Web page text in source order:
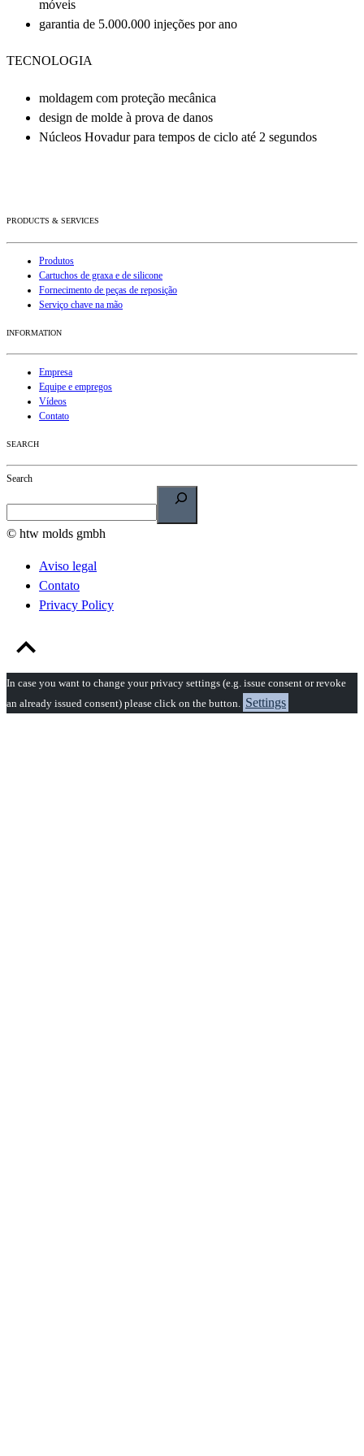
móveis
garantia de 5.000.000 injeções por ano
TECNOLOGIA
moldagem com proteção mecânica
design de molde à prova de danos
Núcleos Hovadur para tempos de ciclo até 2 segundos
PRODUCTS & SERVICES
Produtos
Cartuchos de graxa e de silicone
Fornecimento de peças de reposição
Serviço chave na mão
INFORMATION
Empresa
Equipe e empregos
Vídeos
Contato
SEARCH
Search
© htw molds gmbh
Aviso legal
Contato
Privacy Policy
In case you want to change your privacy settings (e.g. issue consent or revoke
an already issued consent) please click on the button. Settings